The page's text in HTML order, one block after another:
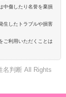
中傷したり名誉を棄損
生したトラブルや損害
ご利用いただくことは
名判断 All Rights